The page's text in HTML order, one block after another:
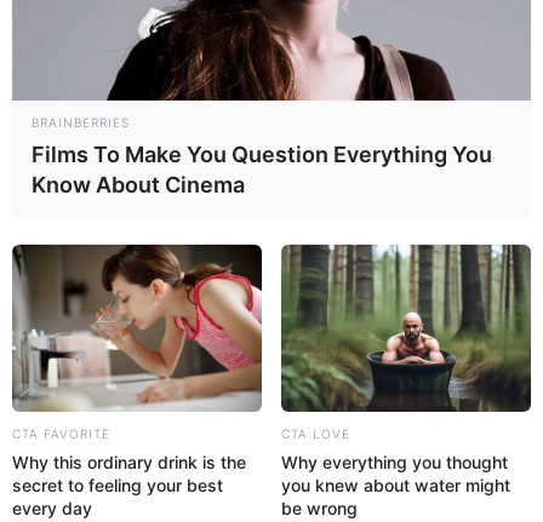
SIGUE TUA SAÚDE EN LAS REDES SOCIALES
La dehidroepiandrosterona (DHEA) es una hormona
esteroide producida naturalmente por las glándulas
suprarrenales, la cual participa en la producción de
hormonas sexuales, como la testosterona y el
estrógeno. La producción de DHEA alcanza su
cantidad máxima entre los 20 y 30 años de edad,
comenzando a disminuir a partir de esa edad.
PUBLICIDADE
BRAINBERRIES
Films To Make You Question Everything You
Know About Cinema
CTA FAVORITE
Why this ordinary drink is the
secret to feeling your best
every day
CTA LOVE
Why everything you thought
you knew about water might
be wrong